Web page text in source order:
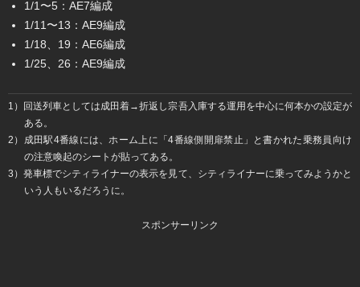
1/1〜5：AE7編成
1/11〜13：AE9編成
1/18、19：AE6編成
1/25、26：AE9編成
1）回送列車としては成田着→折返し宗吾入庫する運用を中心に何本かの設定が
ある。
2）成田駅4番線には、ホーム上に「4番線側開扉禁止」と書かれた乗務員向け
の注意喚起のシートが貼ってある。
3）発車標でシティライナーの表示を見て、シティライナーに乗ってみようかと
いう人もいるだろうに。
スポンサーリンク